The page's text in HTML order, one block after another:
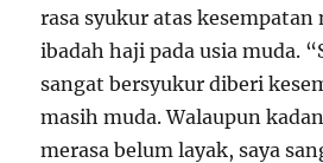
rasa syukur atas kesempatan
ibadah haji pada usia muda.
sangat bersyukur diberi
masih muda. Walaupun
merasa belum layak, saya